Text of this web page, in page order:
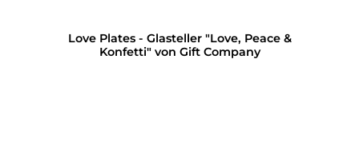
Love Plates - Glasteller "Love, Peace &
Konfetti" von Gift Company